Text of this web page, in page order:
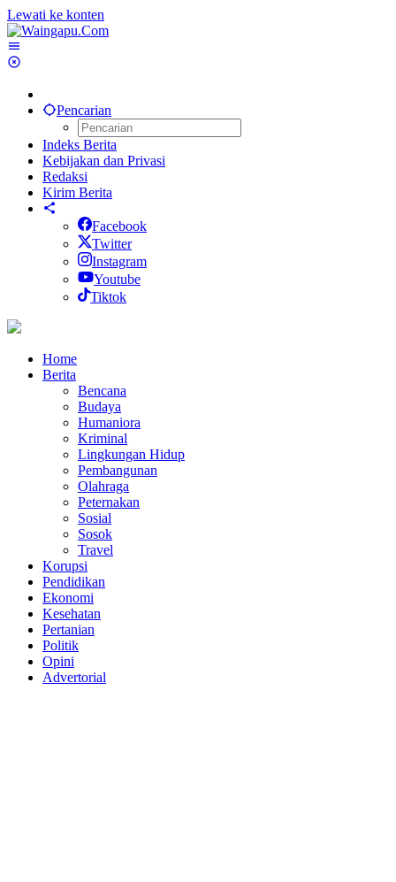
Lewati ke konten
Pencarian
Indeks Berita
Kebijakan dan Privasi
Redaksi
Kirim Berita
Facebook
Twitter
Instagram
Youtube
Tiktok
Home
Berita
Bencana
Budaya
Humaniora
Kriminal
Lingkungan Hidup
Pembangunan
Olahraga
Peternakan
Sosial
Sosok
Travel
Korupsi
Pendidikan
Ekonomi
Kesehatan
Pertanian
Politik
Opini
Advertorial